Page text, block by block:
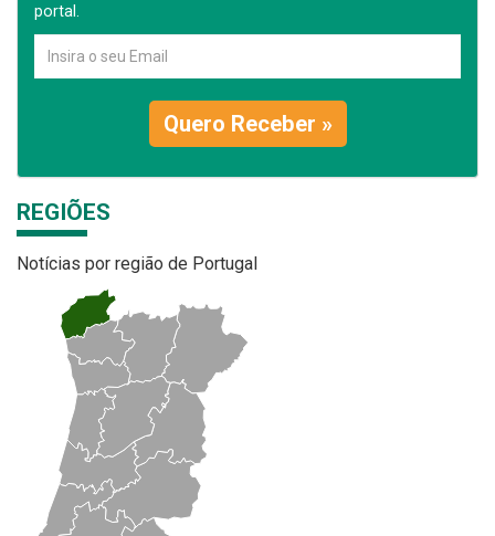
portal.
Quero Receber »
REGIÕES
Notícias por região de Portugal